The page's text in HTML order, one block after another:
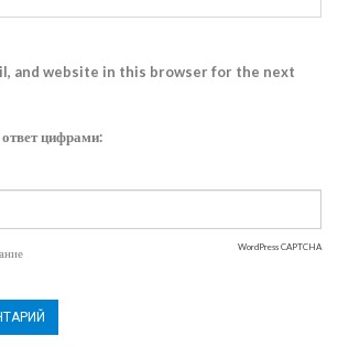
and website in this browser for the next
цифрами:
WordPress CAPTCHA